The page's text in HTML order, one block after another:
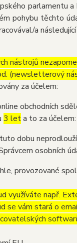
parlamentu
pohybu těchto
a
nástrojů
(newsletterový
za účelem:
obchodních
3 leta to za účelem:
dobu
osobních
provozované
využíváte např.
se vám stará o